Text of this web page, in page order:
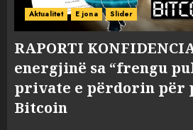
Aktualitet E jona Slider
RAPORTI
energjinë sa “frengu
private e përdorin për
Bitcoin